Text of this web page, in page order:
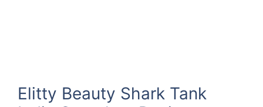
Elitty Beauty Shark Tank